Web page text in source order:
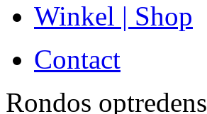
Winkel | Shop
Contact
Rondos optredens